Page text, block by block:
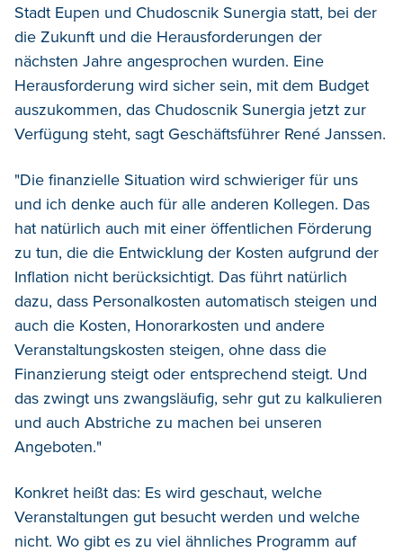
Stadt Eupen und Chudoscnik Sunergia statt, bei der
die Zukunft und die Herausforderungen der
nächsten Jahre angesprochen wurden. Eine
Herausforderung wird sicher sein, mit dem Budget
auszukommen, das Chudoscnik Sunergia jetzt zur
Verfügung steht, sagt Geschäftsführer René Janssen.
"Die finanzielle Situation wird schwieriger für uns
und ich denke auch für alle anderen Kollegen. Das
hat natürlich auch mit einer öffentlichen Förderung
zu tun, die die Entwicklung der Kosten aufgrund der
Inflation nicht berücksichtigt. Das führt natürlich
dazu, dass Personalkosten automatisch steigen und
auch die Kosten, Honorarkosten und andere
Veranstaltungskosten steigen, ohne dass die
Finanzierung steigt oder entsprechend steigt. Und
das zwingt uns zwangsläufig, sehr gut zu kalkulieren
und auch Abstriche zu machen bei unseren
Angeboten."
Konkret heißt das: Es wird geschaut, welche
Veranstaltungen gut besucht werden und welche
nicht. Wo gibt es zu viel ähnliches Programm auf